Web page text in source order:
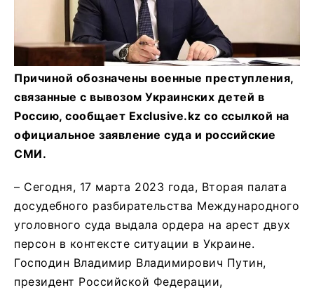
Причиной обозначены военные преступления,
связанные с вывозом Украинских детей в
Россию, сообщает Exclusive.kz со ссылкой на
официальное заявление суда и российские
СМИ.
– Сегодня, 17 марта 2023 года, Вторая палата
досудебного разбирательства Международного
уголовного суда выдала ордера на арест двух
персон в контексте ситуации в Украине.
Господин Владимир Владимирович Путин,
президент Российской Федерации,